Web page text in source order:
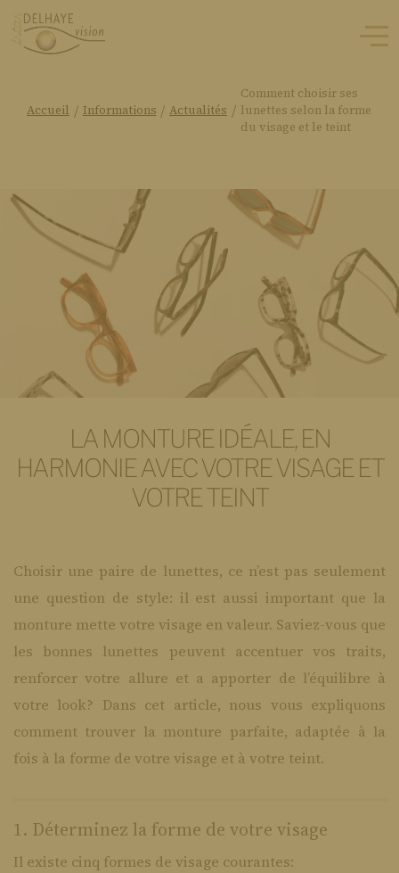
Accueil / Informations / Actualités /
Comment choisir ses
lunettes selon la forme
du visage et le teint
LA MONTURE IDÉALE, EN
HARMONIE AVEC VOTRE VISAGE ET
VOTRE TEINT
Choisir une paire de lunettes, ce n’est pas seulement
une question de style: il est aussi important que la
monture mette votre visage en valeur. Saviez-vous que
les bonnes lunettes peuvent accentuer vos traits,
renforcer votre allure et a apporter de l’équilibre à
votre look? Dans cet article, nous vous expliquons
comment trouver la monture parfaite, adaptée à la
fois à la forme de votre visage et à votre teint.
1. Déterminez la forme de votre visage
Il existe cinq formes de visage courantes: